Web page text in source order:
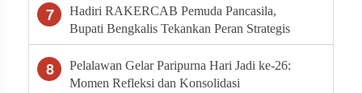
7
Hadiri RAKERCAB Pemuda Pancasila,
Bupati Bengkalis Tekankan Peran Strategis
Ormas dalam Pembangunan Daerah
8
Pelalawan Gelar Paripurna Hari Jadi ke-26:
Momen Refleksi dan Konsolidasi